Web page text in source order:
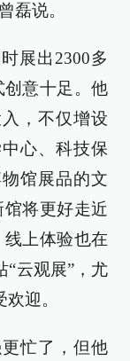
磊说。
展出2300多
意十足。他
，不仅增设
心、科技保
馆展品的文
将更好走近
上体验也在
“云观展”，尤
迎。
忙了，但他